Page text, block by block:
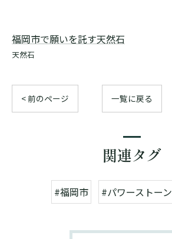
福岡市で願いを託す天然石
天然石
< 前のページ 一覧に戻る
関連タグ
#福岡市 #パワーストーン